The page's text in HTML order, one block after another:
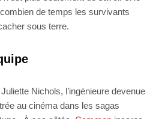
de temps les survivants
sous terre.
Nichols, l’ingénieure devenue
au cinéma dans les sagas